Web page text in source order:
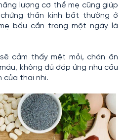
lượng cơ thể mẹ cũng giúp
thần kinh bất thường ở
bầu cần trong một ngày là
cảm thấy mệt mỏi, chán ăn
không đủ đáp ứng nhu cầu
của thai nhi.